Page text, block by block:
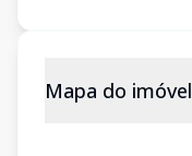
Mapa do imóvel